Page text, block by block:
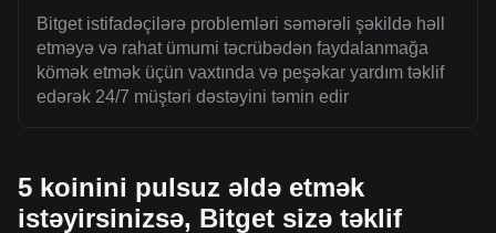
Bitget istifadəçilərə problemləri səmərəli şəkildə həll
etməyə və rahat ümumi təcrübədən faydalanmağa
kömək etmək üçün vaxtında və peşəkar yardım təklif
edərək 24/7 müştəri dəstəyini təmin edir
5 koinini pulsuz əldə etmək
istəyirsinizsə, Bitget sizə təklif